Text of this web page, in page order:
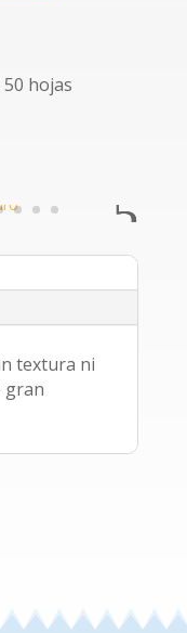
50 hojas
textura ni
gran